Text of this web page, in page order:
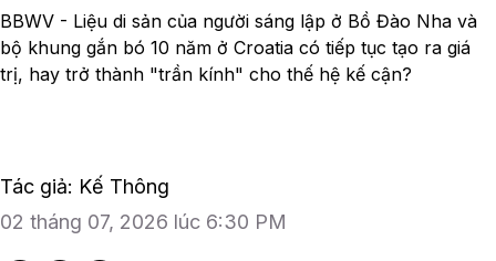
BBWV - Liệu di sản của người sáng lập ở Bồ Đào Nha và
bộ khung gắn bó 10 năm ở Croatia có tiếp tục tạo ra giá
trị, hay trở thành "trần kính" cho thế hệ kế cận?
Tác giả: Kế Thông
02 tháng 07, 2026 lúc 6:30 PM